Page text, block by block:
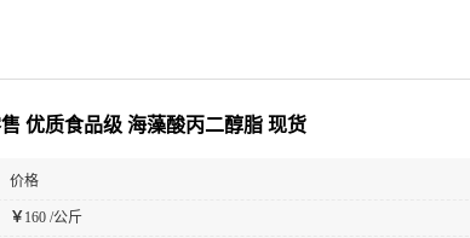
优质食品级 海藻酸丙二醇脂 现货
价格
￥ 160 /公斤